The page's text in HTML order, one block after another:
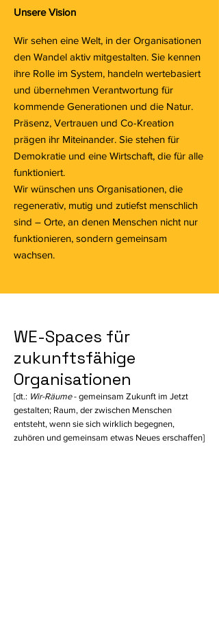
Unsere Vision
Wir sehen eine Welt, in der Organisationen
den Wandel aktiv mitgestalten. Sie kennen
ihre Rolle im System, handeln wertebasiert
und übernehmen Verantwortung für
kommende Generationen und die Natur.
Präsenz, Vertrauen und Co-Kreation
prägen ihr Miteinander. Sie stehen für
Demokratie und eine Wirtschaft, die für alle
funktioniert.
Wir wünschen uns Organisationen, die
regenerativ, mutig und zutiefst menschlich
sind – Orte, an denen Menschen nicht nur
funktionieren, sondern gemeinsam
wachsen.
WE-Spaces für
zukunftsfähige
Organisationen
[dt.: Wir-Räume- gemeinsam Zukunft im Jetzt
gestalten; Raum, der zwischen Menschen
entsteht, wenn sie sich wirklich begegnen,
zuhören und gemeinsam etwas Neues erschaffen]